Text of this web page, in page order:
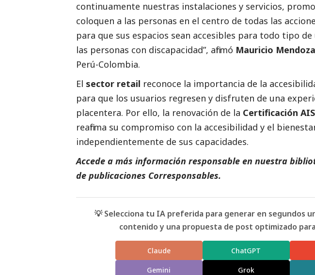
continuamente nuestras instalaciones y servicios,
coloquen a las personas en el centro de todas las
para que sus espacios sean accesibles para todo tipo
las personas con discapacidad”, afirmó Mauricio Mendoza
Perú-Colombia.
El sector retail reconoce la importancia de la
para que los usuarios regresen y disfruten de una
placentera. Por ello, la renovación de la Certificación AIS
reafirma su compromiso con la accesibilidad y el
independientemente de sus capacidades.
Accede a más información responsable en nuestra
de publicaciones Corresponsables.
💡 Selecciona tu IA preferida para generar en segundos
contenido y una propuesta de post optimizado
Claude ChatGPT
Gemini Grok